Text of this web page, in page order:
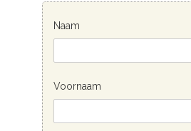
Naam
Voornaam